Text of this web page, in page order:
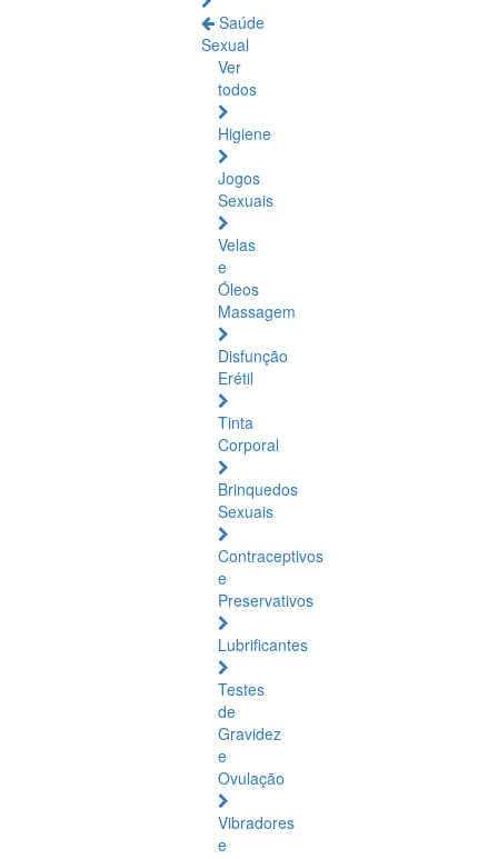
Saúde
Sexual
Ver
todos
Higiene
Jogos
Sexuais
Velas
e
Óleos
Massagem
Disfunção
Erétil
Tinta
Corporal
Brinquedos
Sexuais
Contraceptivos
e
Preservativos
Lubrificantes
Testes
de
Gravidez
e
Ovulação
Vibradores
e